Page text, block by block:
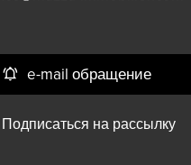
e-mail обращение
Подписаться на рассылку